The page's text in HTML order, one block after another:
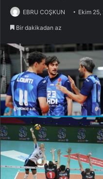
EBRU COŞKUN Ekim
Bir dakikadan az